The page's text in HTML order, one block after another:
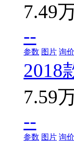
7.49
--
参数 图片 询价
2018
7.59
--
参数 图片 询价